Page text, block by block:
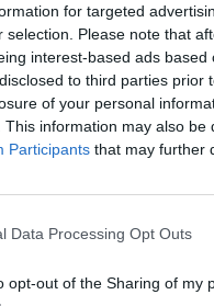
for targeted
selection. Please note that
interest-based ads
to third parties
of your personal
This information may also
Participants that may further
Data Processing Opt Outs
opt-out of the Sharing of my
αλλά
και όχι ψητή και
περιοδικόJournal
ο